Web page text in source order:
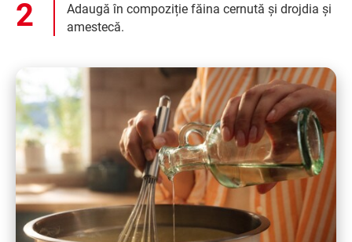
Adaugă în compoziție făina cernută și drojdia și
amestecă.